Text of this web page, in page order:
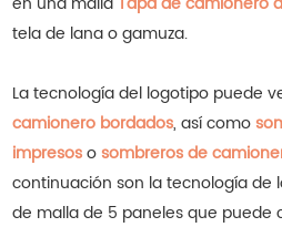
tela de lana o gamuza.
La tecnología del logotipo puede
camionero bordados, así como
impresoso sombreros de
continuación son la tecnología de
de malla de 5 paneles que puede